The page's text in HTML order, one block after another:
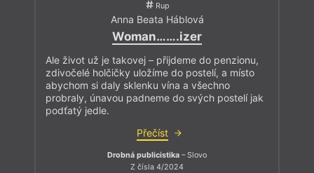
Rup
Anna Beata Háblová
Woman…….izer
Ale život už je takovej – přijdeme do penzionu,
zdivočelé holčičky uložíme do postelí, a místo
abychom si daly sklenku vína a všechno
probraly, únavou padneme do svých postelí jak
podťatý jedle.
Přečíst
Drobná publicistika – Slovo
Z čísla 4/2024